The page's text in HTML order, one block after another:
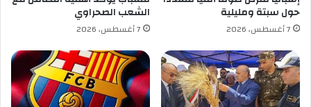
ي
ف
ة
حول سبتة ومليلية
7 أغسطس، 2026
الشعب الصحراوي
7 أغسطس، 2026